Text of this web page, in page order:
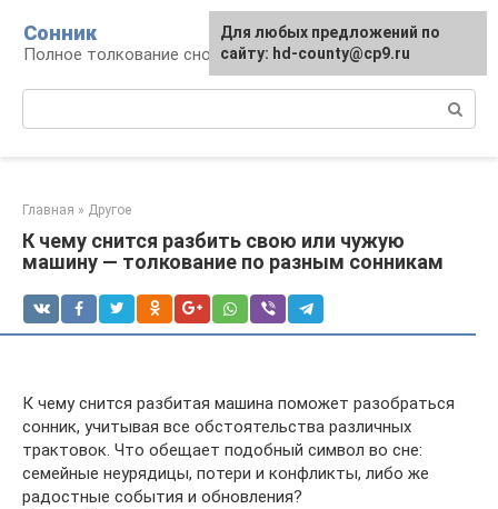
контенту
Сонник
Полное толкование снов
Главная » Другое
К чему снится разбить свою или чужую
машину — толкование по разным сонникам
К чему снится разбитая машина поможет разобраться
сонник, учитывая все обстоятельства различных
трактовок. Что обещает подобный символ во сне:
семейные неурядицы, потери и конфликты, либо же
радостные события и обновления?
Для любых предложений по
сайту: hd-county@cp9.ru